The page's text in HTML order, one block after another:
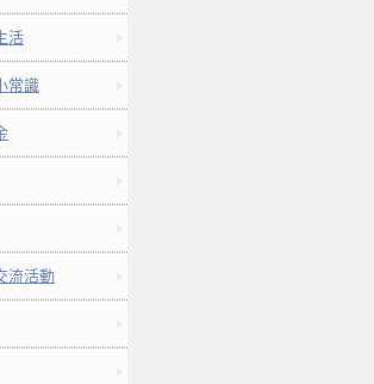
活
常識
流活動